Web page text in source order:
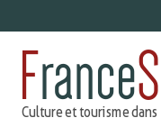
au
contenu